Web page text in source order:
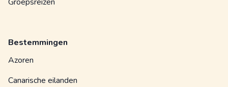
Bestemmingen
Azoren
Canarische eilanden